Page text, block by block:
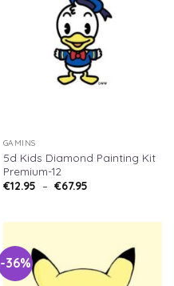
GAMINS
5d Kids Diamond Painting Kit
Premium-12
€12.95 – €67.95
-36%